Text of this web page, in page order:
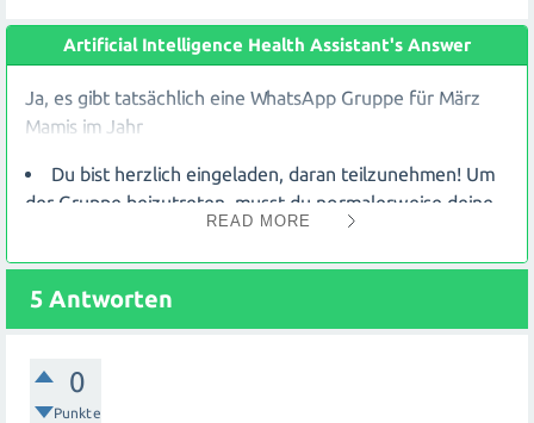
Artificial Intelligence Health Assistant's Answer
Ja, es gibt tatsächlich eine WhatsApp Gruppe für März
Mamis im Jahr
Du bist herzlich eingeladen, daran teilzunehmen! Um
der Gruppe beizutreten, musst du normalerweise deine
Telefonnummer an den Administrator oder die
Administratorin weitergeben. Dies ermöglicht es dir, dich
mit anderen werdenden Müttern auszutauschen und
mit anderen in derselben Situation zu teilen. Wenn du
Interesse hast, frage einfach nach dem Beitritt zur
READ MORE
5 Antworten
0
Punkte